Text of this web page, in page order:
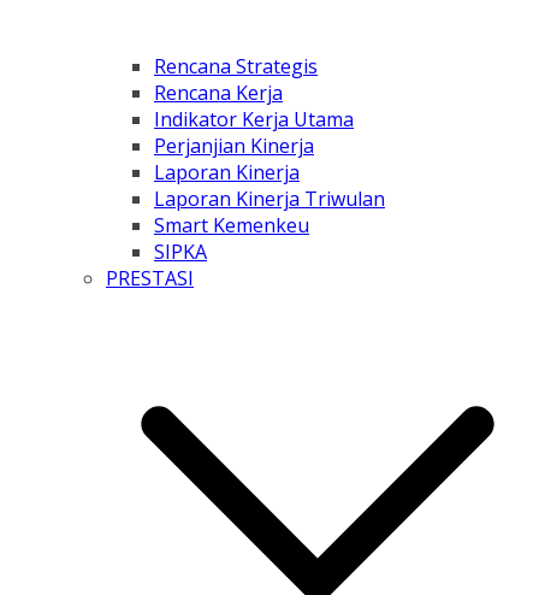
Rencana Strategis
Rencana Kerja
Indikator Kerja Utama
Perjanjian Kinerja
Laporan Kinerja
Laporan Kinerja Triwulan
Smart Kemenkeu
SIPKA
PRESTASI